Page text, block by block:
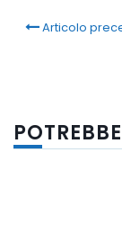
Articolo